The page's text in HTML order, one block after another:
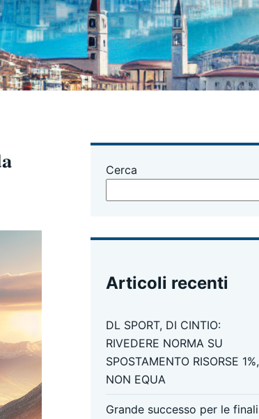
Cerca
Articoli recenti
DL SPORT, DI CINTIO:
RIVEDERE NORMA SU
SPOSTAMENTO RISORSE 1%,
NON EQUA
Grande successo per le finali